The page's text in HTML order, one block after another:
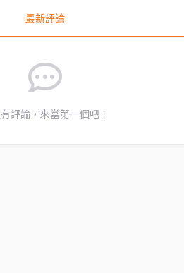
最新評論
評論，來當第一個吧！